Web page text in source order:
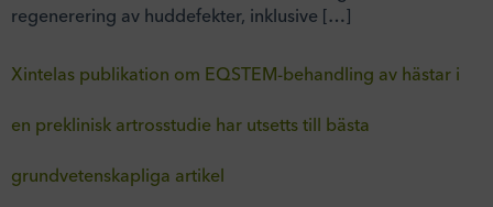
regenerering av huddefekter, inklusive […]
Xintelas publikation om EQSTEM-behandling av hästar i
en preklinisk artrosstudie har utsetts till bästa
grundvetenskapliga artikel